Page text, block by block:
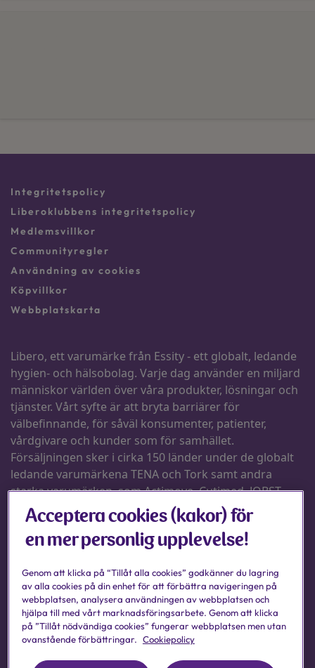
Acceptera cookies (kakor) för
en mer personlig upplevelse!
Genom att klicka på “Tillåt alla cookies” godkänner du lagring
av alla cookies på din enhet för att förbättra navigeringen på
webbplatsen, analysera användningen av webbplatsen och
hjälpa till med vårt marknadsföringsarbete. Genom att klicka
på ”Tillåt nödvändiga cookies” fungerar webbplatsen men utan
ovanstående förbättringar. Cookiepolicy